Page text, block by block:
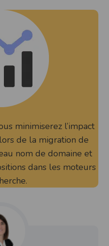
minimiserez l’impact
de la migration de
nom de domaine et
dans les moteurs